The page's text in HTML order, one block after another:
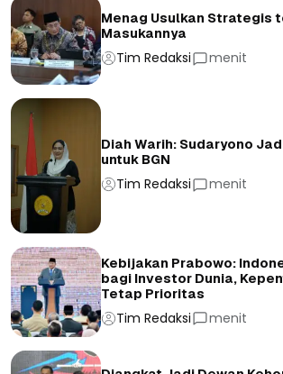
Menag Usulkan Strategis
Masukannya
Tim Redaksi menit
Diah Warih: Sudaryono
untuk BGN
Tim Redaksi menit
Kebijakan Prabowo:
bagi Investor Dunia,
Tetap Prioritas
Tim Redaksi menit